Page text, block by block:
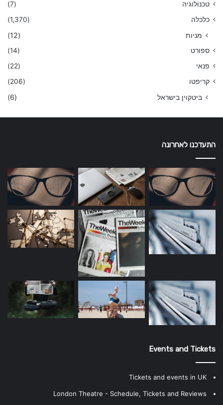
טכנולוגיה
(7)
כלכלה
(1,370)
מניות (12)
ספורט
(14)
פנאי
(22)
קריפטו
(206)
ביטקוין בישראל (6)
התעדכנו לאחרונה
Events and Tickets
Tickets and events in UK
London Theatre - Schedule, Tickets and Reviews